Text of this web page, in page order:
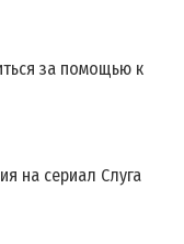
за помощью к
на сериал Слуга